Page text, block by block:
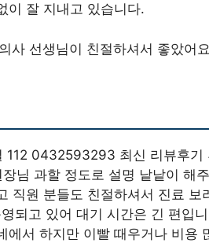
이 잘 지내고 있습니다.
사 선생님이 친절하셔서 좋았어
0432593293 최신 리뷰후기
님 과할 정도로 설명 낱낱이 해
직원 분들도 친절하셔서 진료 보
되고 있어 대기 시간은 긴 편입
서 하지만 이빨 때우거나 비용